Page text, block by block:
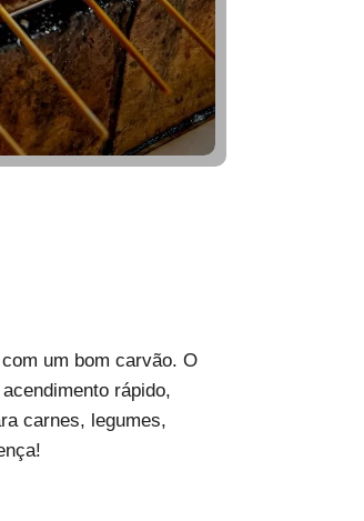
um bom carvão. O
rápido,
carnes, legumes,